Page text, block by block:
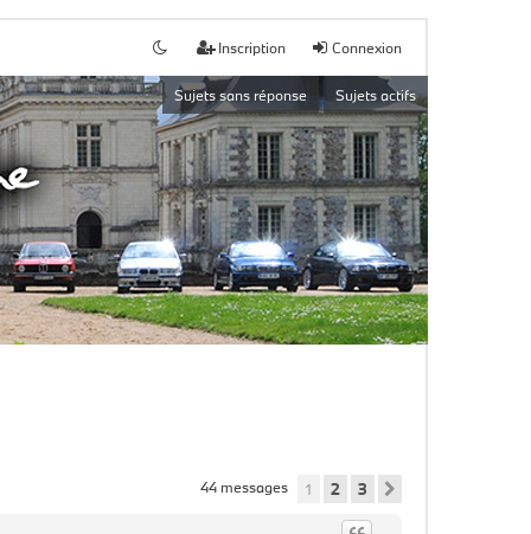
Connexion
Inscription
Sujets sans réponse Sujets actifs
44 messages 1 2 3